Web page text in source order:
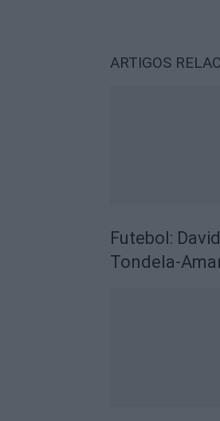
ARTIGOS
Futebol:
Tondela-